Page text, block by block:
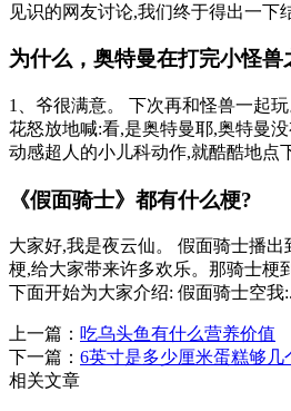
见识的网友讨论,我们终于得出一下
为什么，奥特曼在打完小怪兽
1、爷很满意。 下次再和怪兽一起
花怒放地喊:看,是奥特曼耶,奥特曼
动感超人的小儿科动作,就酷酷地点
《假面骑士》都有什么梗?
大家好,我是夜云仙。 假面骑士播
梗,给大家带来许多欢乐。那骑士梗
下面开始为大家介绍: 假面骑士空我
上一篇： 吃乌头鱼有什么营养价值
下一篇： 6英寸是多少厘米蛋糕够几
相关文章